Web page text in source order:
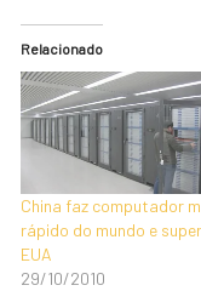
Relacionado
China faz computador
rápido do mundo e
EUA
29/10/2010